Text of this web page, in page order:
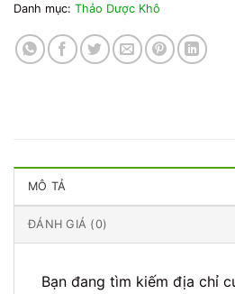
Danh mục: Thảo Dược Khô
MÔ TẢ
ĐÁNH GIÁ (0)
Bạn đang tìm kiếm địa chỉ